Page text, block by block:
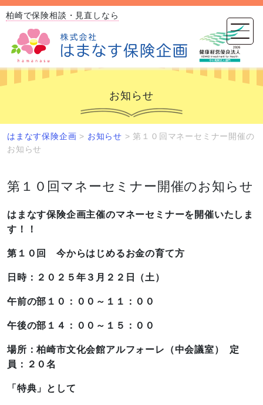
柏崎で保険相談・見直しなら
お知らせ
はまなす保険企画 > お知らせ >第１０回マネーセミナー開催の
お知らせ
第１０回マネーセミナー開催のお知らせ
はまなす保険企画主催のマネーセミナーを開催いたしま
す！！
第１０回 今からはじめるお金の育て方
日時：２０２５年３月２２日（土）
午前の部１０：００～１１：００
午後の部１４：００～１５：００
場所：柏崎市文化会館アルフォーレ（中会議室） 定
員：２０名
「特典」として